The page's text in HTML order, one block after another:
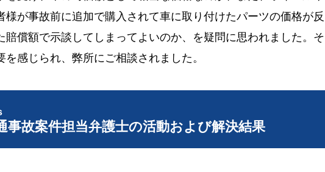
様が事故前に追加で購入されて車に取り付けたパーツの価格が反
賠償額で示談してしまってよいのか、を疑問に思われました。そ
感じられ、弊所にご相談されました。
事故案件担当弁護士の活動および解決結果